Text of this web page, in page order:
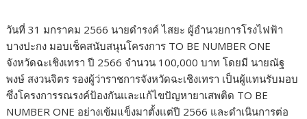
วันที่ 31 มกราคม 2566 นายดำรงค์ ไสยะ ผู้อำนวยการโรงไฟฟ้า
บางปะกง มอบเช็คสนับสนุนโครงการ TO BE NUMBER ONE
จังหวัดฉะเชิงเทรา ปี 2566 จำนวน 100,000 บาท โดยมี นายณัฐ
พงษ์ สงวนจิตร รองผู้ว่าราชการจังหวัดฉะเชิงเทรา เป็นผู้แทนรับมอบ
ซึ่งโครงการรณรงค์ป้องกันและแก้ไขปัญหายาเสพติด TO BE
NUMBER ONE อย่างเข้มแข็งมาตั้งแต่ปี 2566 และดำเนินการต่อ